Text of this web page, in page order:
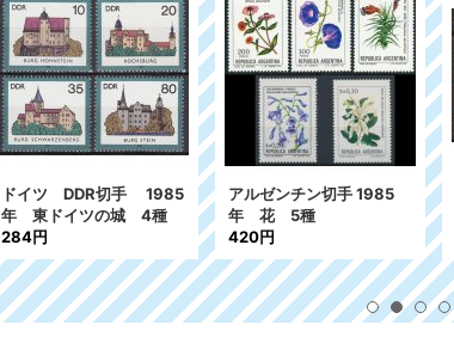
ドイツ DDR切手 1985
年 東ドイツの城 4種
284円
アルゼンチン切手 1985
年 花 5種
420円